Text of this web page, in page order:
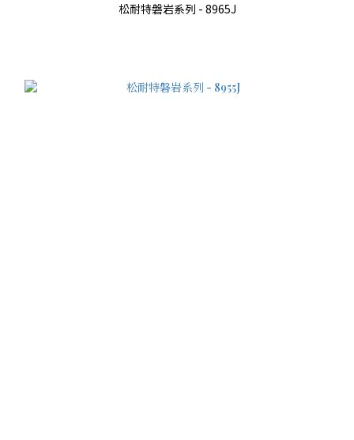
松耐特磐岩系列 - 8965J